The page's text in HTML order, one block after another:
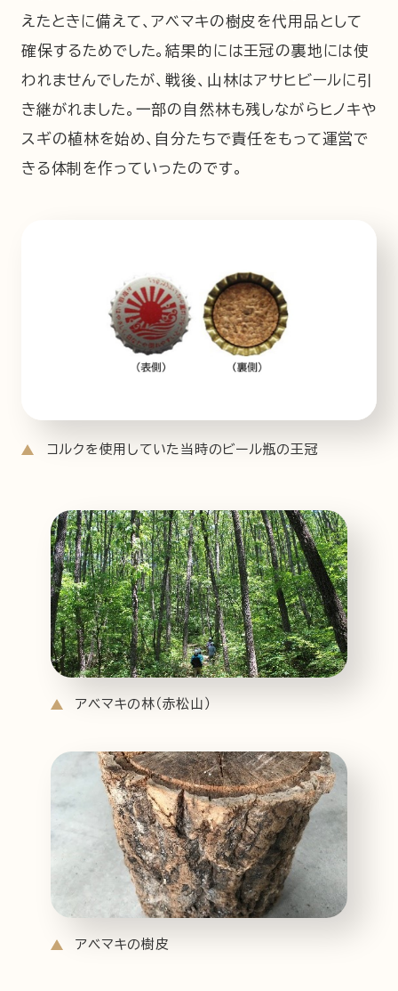
えたときに備えて、アベマキの樹皮を代用品として
確保するためでした。結果的には王冠の裏地には使
われませんでしたが、戦後、山林はアサヒビールに引
き継がれました。一部の自然林も残しながらヒノキや
スギの植林を始め、自分たちで責任をもって運営で
きる体制を作っていったのです。
コルクを使用していた当時のビール瓶の王冠
アベマキの林（赤松山）
アベマキの樹皮